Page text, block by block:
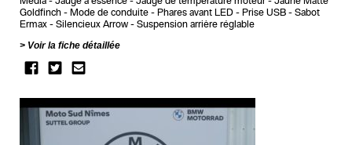
Goldfinch
Mode de conduite Phares avant LED Prise USB
Sabot
Ermax
Silencieux Arrow
Suspension arrière réglable
Voir la fiche détaillée